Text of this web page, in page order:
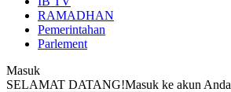
RAMADHAN
Pemerintahan
Parlement
Masuk
SELAMAT DATANG!Masuk ke akun Anda